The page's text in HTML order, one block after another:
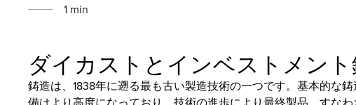
1 min
ダイカストとインベストメン
鋳造は、1838年に遡る最も古い製造技術の一つです。基本的な